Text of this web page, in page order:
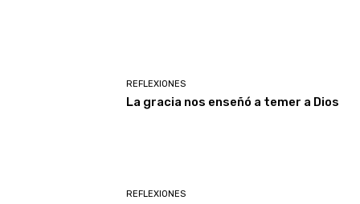
REFLEXIONES
La gracia nos enseñó a temer a Dios
REFLEXIONES